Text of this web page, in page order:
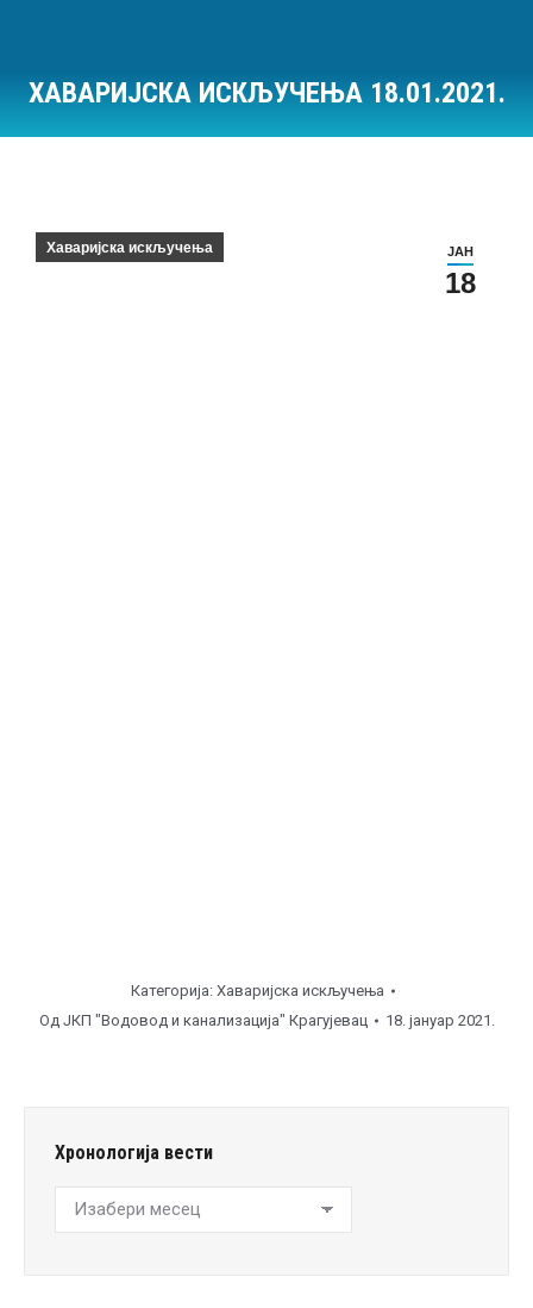
ХАВАРИЈСКА ИСКЉУЧЕЊА 18.01.2021.
ЈАН
18
Хаваријска искључења
Категорија: Хаваријска искључења
Од ЈКП "Водовод и канализација" Крагујевац 18. јануар 2021.
Хронологија вести
Хронологија
вести